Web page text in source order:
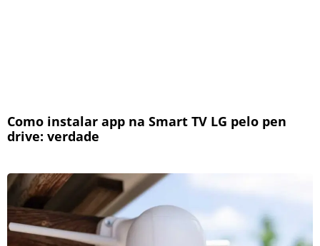
Como instalar app na Smart TV LG pelo pen
drive: verdade